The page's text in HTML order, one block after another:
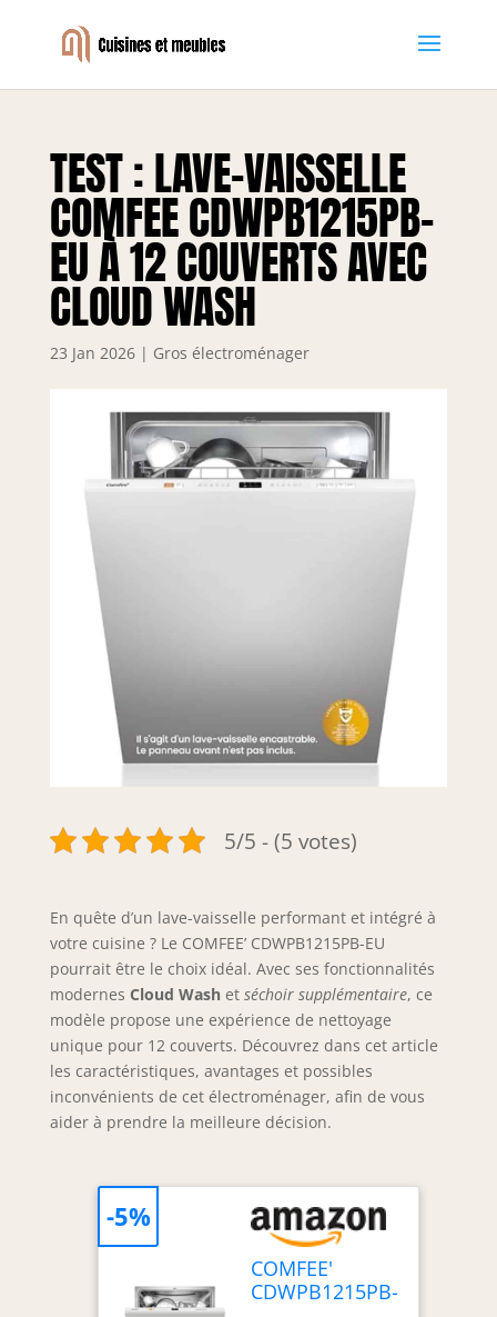
TEST : LAVE-VAISSELLE
COMFEE CDWPB1215PB-
EU À 12 COUVERTS AVEC
CLOUD WASH
23 Jan 2026| Gros électroménager
5/5 - (5 votes)
En quête d’un lave-vaisselle performant et intégré à
votre cuisine ? Le COMFEE’ CDWPB1215PB-EU
pourrait être le choix idéal. Avec ses fonctionnalités
modernes Cloud Wash et séchoir supplémentaire, ce
modèle propose une expérience de nettoyage
unique pour 12 couverts. Découvrez dans cet article
les caractéristiques, avantages et possibles
inconvénients de cet électroménager, afin de vous
aider à prendre la meilleure décision.
COMFEE'
CDWPB1215PB-
-5%